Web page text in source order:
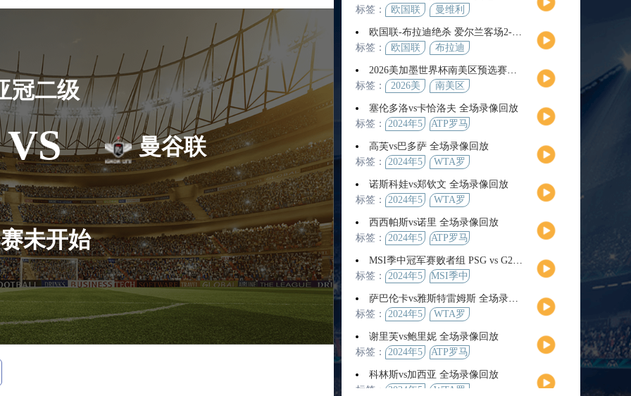
冠二级
VS
未开始
曼谷联
标签：
欧国联
曼维利
欧国联-布拉迪绝杀 爱尔兰客场2-1逆转芬兰
标签：
欧国联 布拉迪
2026美加墨世界杯南美区预选赛第9轮全场集锦
标签：
2026美
界杯
南美区
塞伦多洛vs卡恰洛夫 全场录像回放
标签：
2024年5
ATP罗马
男单第3
轮
高芙vs巴多萨 全场录像回放
标签：
2024年5
WTA罗
赛女单
第4轮
诺斯科娃vs郑钦文 全场录像回放
标签：
2024年5
WTA罗
赛女单
第3轮
西西帕斯vs诺里 全场录像回放
标签：
2024年5
ATP罗马
男单第3
轮
MSI季中冠军赛败者组 PSG vs G2 全场录像回放
标签：
2024年5
MSI季中
败者组
萨巴伦卡vs雅斯特雷姆斯 全场录像回放
标签：
2024年5
WTA罗
赛女单
第3轮
谢里芙vs鲍里妮 全场录像回放
标签：
2024年5
ATP罗马
女单第2
轮
科林斯vs加西亚 全场录像回放
标签：
2024年5
WTA罗